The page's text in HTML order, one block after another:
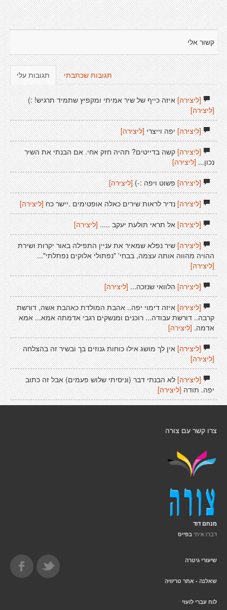
קשור אלי
תגובות עלי תגובות שכתבתי
[ליצירה]איזה כייף של שיר אמיתי ומקפיץ שתמיד תרגיש! :)
[ליצירה]
[ליצירה]יפה וייצרי [ליצירה]
[ליצירה]קשה בדייטים? תהיה חזק אחי. אם הבנתי את השיר
נכון...[ליצירה]
[ליצירה]פשוט ויפה :-) [ליצירה]
[ליצירה]נדיר לראות שירים כאלה אופטימים .יישר כח[ליצירה]
[ליצירה]אל תראי תולעת יעקב ..... [ליצירה]
[ליצירה]שיר נפלא שמאיר את עניין התפילה באור יקרות ושירת
ההויה מהווה אותה עצמה, בבחי' "נפתולי אלוקים נפתלתי"...
[ליצירה]
[ליצירה]הלוואי שנזכה... [ליצירה]
[ליצירה]איזה דימוי יפה.. אהבת המולדת כאהבת אשה, דורשת
קרבה.. דורשת עבודה... רוכנים ומנשקים רגבי אדמתה אמא... אמא
אדמה. [ליצירה]
[ליצירה]אין לך מושג אילו כוחות גנוזים בך ובשיר זה בהצלחה
[ליצירה]
[ליצירה]לא הבנתי דבר (וניסיתי שלוש פעמים) אבל זה כתוב
יפה. תודה [ליצירה]
צרו קשר עם צורה
מנחם דוד
דברו איתי בפייס
שיעורי גיטרה
שאלנה - אתר טריוויה
לוח עברי לועזי